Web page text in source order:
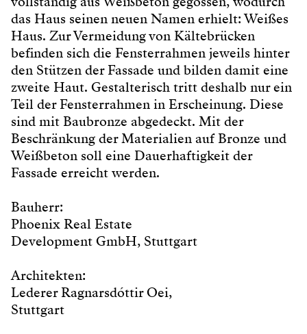
das Haus seinen neuen Namen erhielt: Weißes
Haus. Zur Vermeidung von Kältebrücken
befinden sich die Fensterrahmen jeweils hinter
den Stützen der Fassade und bilden damit eine
zweite Haut. Gestalterisch tritt deshalb nur ein
Teil der Fensterrahmen in Erscheinung. Diese
sind mit Baubronze abgedeckt. Mit der
Beschränkung der Materialien auf Bronze und
Weißbeton soll eine Dauerhaftigkeit der
Fassade erreicht werden.
Bauherr:
Phoenix Real Estate
Development GmbH, Stuttgart
Architekten:
Lederer Ragnarsdóttir Oei,
Stuttgart